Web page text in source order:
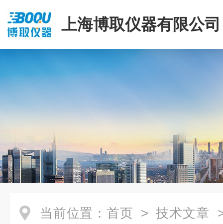
上海博取仪器有限公司
当前位置： 首页 > 技术文章